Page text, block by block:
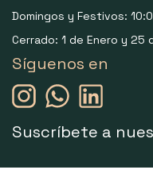
Domingos y Festivos:
Cerrado: 1 de Enero y 25
Síguenos en
Suscríbete a